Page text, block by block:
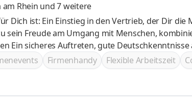
Rhein und 7 weitere
Dich ist: Ein Einstieg in den Vertrieb, der Dir die
Ziele zu erreichen
Firmenhandy Flexible Arbeitszeit